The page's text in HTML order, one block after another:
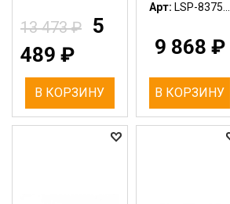
13 473₽
5
489 ₽
В КОРЗИНУ
Арт: LSP-8375...
9 868 ₽
В КОРЗИНУ